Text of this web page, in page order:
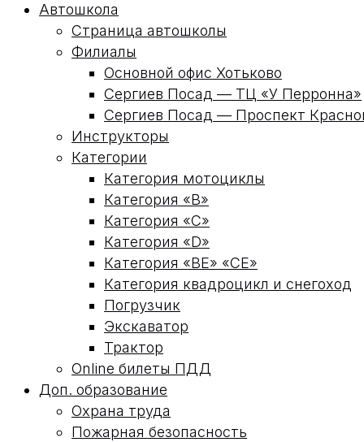
Автошкола
Страница автошколы
Филиалы
Основной офис Хотьково
Сергиев Посад — ТЦ «У Перронна»
Сергиев Посад — Проспект
Инструкторы
Категории
Категория мотоциклы
Категория «В»
Категория «С»
Категория «D»
Категория «ВЕ» «СЕ»
Категория квадроцикл и снегоход
Погрузчик
Экскаватор
Трактор
Online билеты ПДД
Доп. образование
Охрана труда
Пожарная безопасность